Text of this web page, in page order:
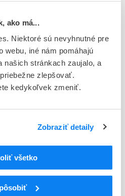
ako má...
Niektoré sú nevyhnutné pre
webu, iné nám pomáhajú
našich stránkach zaujalo, a
zlepšovať.
kedykoľvek zmeniť.
Zobraziť detaily
všetko
platnosti
sústava